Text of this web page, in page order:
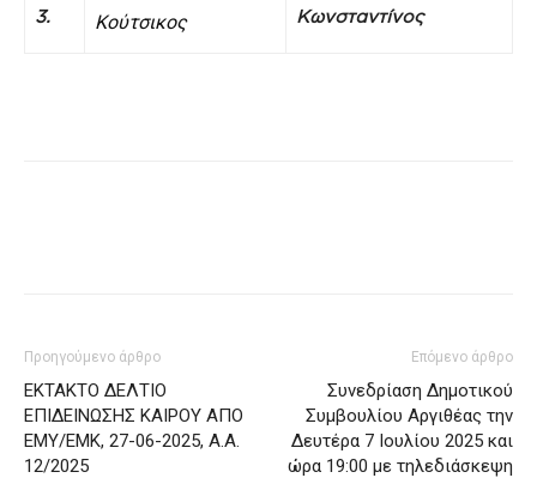
3. Κούτσικος Κωνσταντίνος
Προηγούμενο άρθρο
ΕΚΤΑΚΤΟ ΔΕΛΤΙΟ
ΕΠΙΔΕΙΝΩΣΗΣ ΚΑΙΡΟΥ ΑΠΟ
ΕΜΥ/ΕΜΚ, 27-06-2025, Α.Α.
12/2025
Επόμενο άρθρο
Συνεδρίαση Δημοτικού
Συμβουλίου Αργιθέας την
Δευτέρα 7 Ιουλίου 2025 και
ώρα 19:00 με τηλεδιάσκεψη